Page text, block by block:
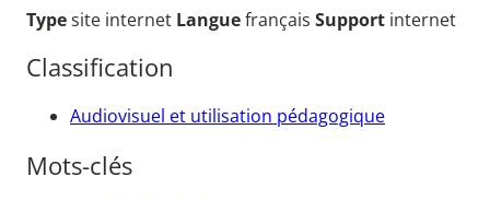
Typesite internet Languefrançais Support internet
Classification
Audiovisuel et utilisation pédagogique
Mots-clés